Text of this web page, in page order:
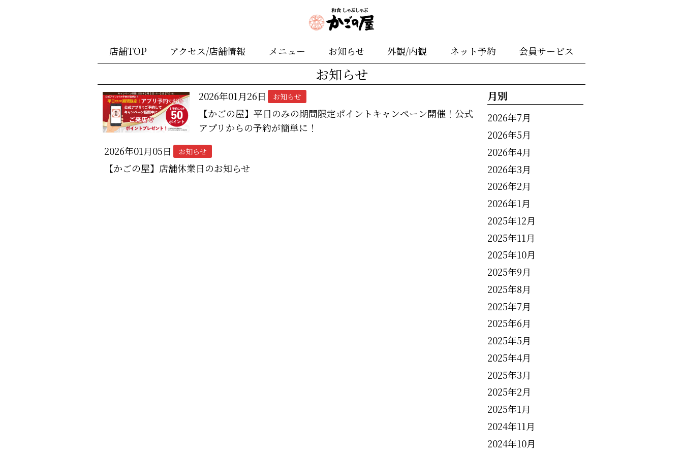
店舗TOP アクセス/店舗情報 メニュー お知らせ 外観/内観 ネット予約 会員サービス
お知らせ
2026年01月26日 お知らせ
【かごの屋】平日のみの期間限定ポイントキャンペーン開催！公式
アプリからの予約が簡単に！
2026年01月05日
お知らせ
【かごの屋】店舗休業日のお知らせ
月別
2026年7月
2026年5月
2026年4月
2026年3月
2026年2月
2026年1月
2025年12月
2025年11月
2025年10月
2025年9月
2025年8月
2025年7月
2025年6月
2025年5月
2025年4月
2025年3月
2025年2月
2025年1月
2024年11月
2024年10月